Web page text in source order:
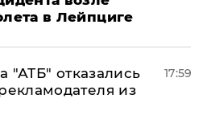
в Лейпциге
"АТБ" отказались
из
17:59